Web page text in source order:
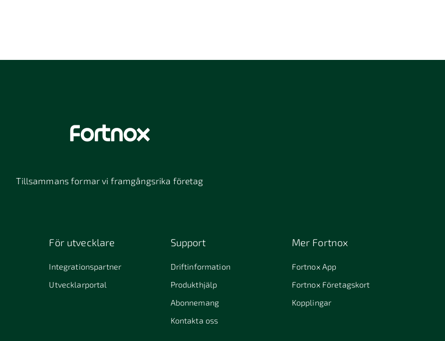
Tillsammans formar vi framgångsrika företag
För utvecklare
Integrationspartner
Utvecklarportal
Support
Driftinformation
Produkthjälp
Abonnemang
Kontakta oss
Mer Fortnox
Fortnox App
Fortnox Företagskort
Kopplingar